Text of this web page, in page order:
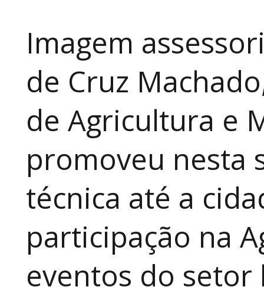
Imagem
de Cruz
de Agricultura e
promoveu nesta
técnica até a
participação na
eventos do